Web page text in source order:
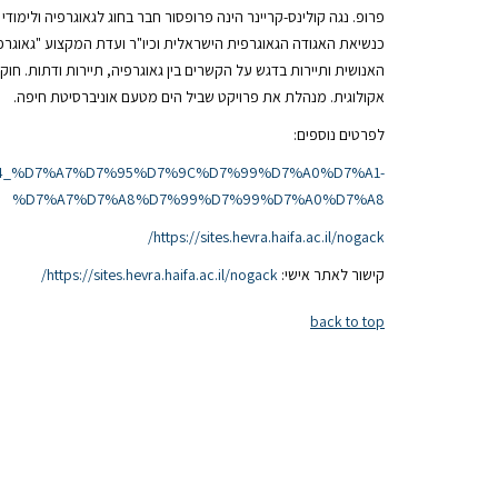
פרופ. נגה קולינס-קריינר הינה פרופסור חבר בחוג לגאוגרפיה
כנשיאת האגודה הגאוגרפית הישראלית וכיו"ר ועדת המקצוע
האנושית ותיירות בדגש על הקשרים בין גאוגרפיה, תיירות ודתות.
אקולוגית. מנהלת את פרויקט שביל הים מטעם אוניברסיטת חיפה.
לפרטים נוספים:
%D7%A7%D7%A8%D7%99%D7%99%D7%A0%D7%A8
https://sites.hevra.haifa.ac.il/nogack/
קישור לאתר אישי: https://sites.hevra.haifa.ac.il/nogack/
back to top